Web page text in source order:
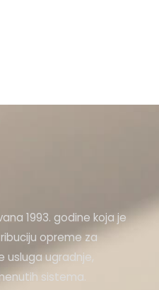
1993. godine koja je
opreme za
usluga ugradnje,
sistema.